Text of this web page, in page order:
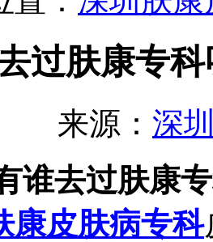
过肤康专科
来源： 深
谁去过肤康
康皮肤病专科